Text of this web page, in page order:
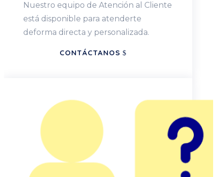
Nuestro equipo de Atención al Cliente
está disponible para atenderte
deforma directa y personalizada.
CONTÁCTANOS